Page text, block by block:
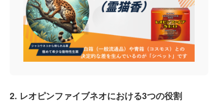
2. レオピンファイブネオにおける3つの役割